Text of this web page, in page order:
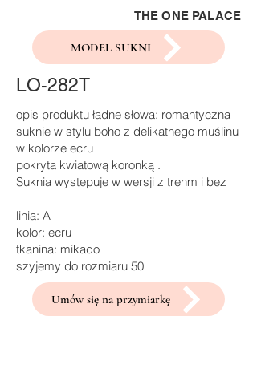
THE ONE PALACE
MODEL SUKNI
LO-282T
opis produktu ładne słowa: romantyczna
suknie w stylu boho z delikatnego muślinu
w kolorze ecru
pokryta kwiatową koronką .
Suknia wystepuje w wersji z trenm i bez
linia: A
kolor: ecru
tkanina: mikado
szyjemy do rozmiaru 50
Umów się na przymiarkę